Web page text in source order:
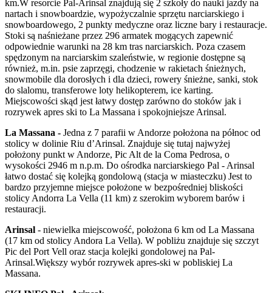
km.W resorcie Pal-Arinsal znajdują się 2 szkoły do nauki jazdy na
nartach i snowboardzie, wypożyczalnie sprzętu narciarskiego i
snowboardowego, 2 punkty medyczne oraz liczne bary i restauracje.
Stoki są naśnieżane przez 296 armatek mogących zapewnić
odpowiednie warunki na 28 km tras narciarskich. Poza czasem
spędzonym na narciarskim szaleństwie, w regionie dostępne są
również, m.in. psie zaprzęgi, chodzenie w rakietach śnieżnych,
snowmobile dla dorosłych i dla dzieci, rowery śnieżne, sanki, stok
do slalomu, transferowe loty helikopterem, ice karting.
Miejscowości skąd jest łatwy dostęp zarówno do stoków jak i
rozrywek apres ski to La Massana i spokojniejsze Arinsal.
La Massana - Jedna z 7 parafii w Andorze położona na północ od
stolicy w dolinie Riu d’Arinsal. Znajduje się tutaj najwyżej
położony punkt w Andorze, Pic Alt de la Coma Pedrosa, o
wysokości 2946 m n.p.m. Do ośrodka narciarskiego Pal - Arinsal
łatwo dostać się kolejką gondolową (stacja w miasteczku) Jest to
bardzo przyjemne miejsce położone w bezpośredniej bliskości
stolicy Andorra La Vella (11 km) z szerokim wyborem barów i
restauracji.
Arinsal - niewielka miejscowość, położona 6 km od La Massana
(17 km od stolicy Andora La Vella). W pobliżu znajduje się szczyt
Pic del Port Vell oraz stacja kolejki gondolowej na Pal-
Arinsal.Większy wybór rozrywek apres-ski w pobliskiej La
Massana.